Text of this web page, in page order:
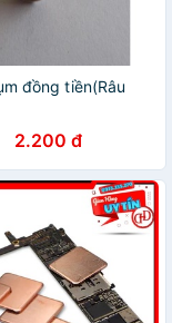
đồng tiền(Râu
2.200 đ